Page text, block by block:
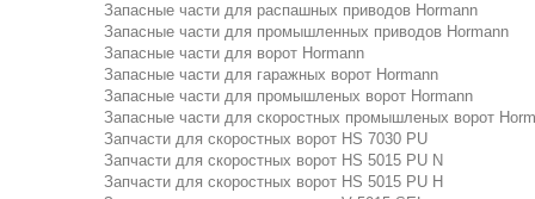
Запасные части для распашных приводов Hormann
Запасные части для промышленных приводов Hormann
Запасные части для ворот Hormann
Запасные части для гаражных ворот Hormann
Запасные части для промышленых ворот Hormann
Запасные части для скоростных промышленых ворот
Запчасти для скоростных ворот HS 7030 PU
Запчасти для скоростных ворот HS 5015 PU N
Запчасти для скоростных ворот HS 5015 PU H